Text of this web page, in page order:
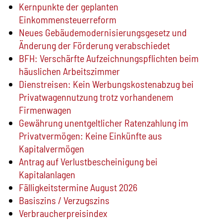
Kernpunkte der geplanten
Einkommensteuerreform
Neues Gebäude­moderni­sierungs­gesetz und
Änderung der Förderung verabschiedet
BFH: Verschärfte Aufzeichnungspflichten beim
häuslichen Arbeitszimmer
Dienstreisen: Kein Werbungskostenabzug bei
Privatwagennutzung trotz vorhandenem
Firmenwagen
Gewährung unentgeltlicher Ratenzahlung im
Privatvermögen: Keine Einkünfte aus
Kapitalvermögen
Antrag auf Verlustbescheinigung bei
Kapitalanlagen
Fälligkeitstermine August 2026
Basiszins / Verzugszins
Verbraucherpreisindex